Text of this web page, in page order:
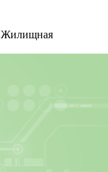
Жилищная